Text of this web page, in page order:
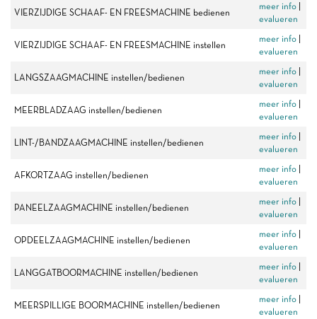
VIERZIJDIGE SCHAAF- EN FREESMACHINE bedienen
meer info
evalueren
VIERZIJDIGE SCHAAF- EN FREESMACHINE instellen
meer info
evalueren
LANGSZAAGMACHINE instellen/bedienen
meer info
evalueren
MEERBLADZAAG instellen/bedienen
meer info
evalueren
LINT-/BANDZAAGMACHINE instellen/bedienen
meer info
evalueren
AFKORTZAAG instellen/bedienen
meer info
evalueren
PANEELZAAGMACHINE instellen/bedienen
meer info
evalueren
OPDEELZAAGMACHINE instellen/bedienen
meer info
evalueren
LANGGATBOORMACHINE instellen/bedienen
meer info
evalueren
MEERSPILLIGE BOORMACHINE instellen/bedienen
meer info
evalueren